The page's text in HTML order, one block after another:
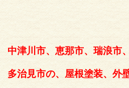
中津川市、恵那市、瑞浪市
多治見市の、屋根塗装、外